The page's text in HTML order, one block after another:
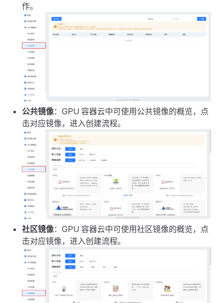
作。
公共镜像：GPU 容器云中可使用公共镜像的概览，点
击对应镜像，进入创建流程。
社区镜像：GPU 容器云中可使用社区镜像的概览，点
击对应镜像，进入创建流程。